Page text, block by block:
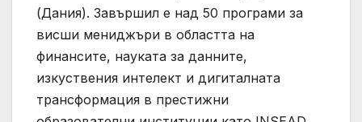
(Дания). Завършил е над 50 програми за
висши мениджъри в областта на
финансите, науката за данните,
изкуствения интелект и дигиталната
трансформация в престижни